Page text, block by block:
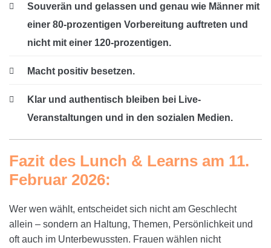
Souverän und gelassen und genau wie Männer mit
einer 80-prozentigen Vorbereitung auftreten und
nicht mit einer 120-prozentigen.
Macht positiv besetzen.
Klar und authentisch bleiben bei Live-
Veranstaltungen und in den sozialen Medien.
Fazit des Lunch & Learns am 11.
Februar 2026:
Wer wen wählt, entscheidet sich nicht am Geschlecht
allein – sondern an Haltung, Themen, Persönlichkeit und
oft auch im Unterbewussten. Frauen wählen nicht